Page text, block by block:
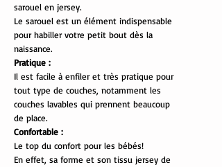
sarouel en jersey.
Le sarouel est un élément indispensable
pour habiller votre petit bout dès la
naissance.
Pratique :
Il est facile à enfiler et très pratique pour
tout type de couches, notamment les
couches lavables qui prennent beaucoup
de place.
Confortable :
Le top du confort pour les bébés!
En effet, sa forme et son tissu jersey de